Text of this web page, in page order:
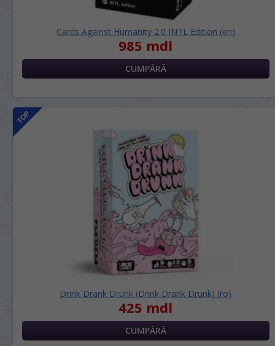
Cards Against Humanity 2.0 INTL Edition (en)
985 mdl
Drink Drank Drunk (Drink Drank Drunk) (ro)
425 mdl